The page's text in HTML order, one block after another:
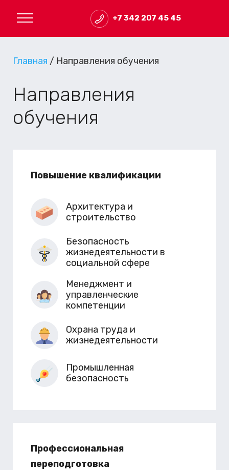
+7 342 207 45 45
Главная / Направления обучения
Направления
обучения
Повышение квалификации
Архитектура и
строительство
Безопасность
жизнедеятельности в
социальной сфере
Менеджмент и
управленческие
компетенции
Охрана труда и
жизнедеятельности
Промышленная
безопасность
Профессиональная
переподготовка